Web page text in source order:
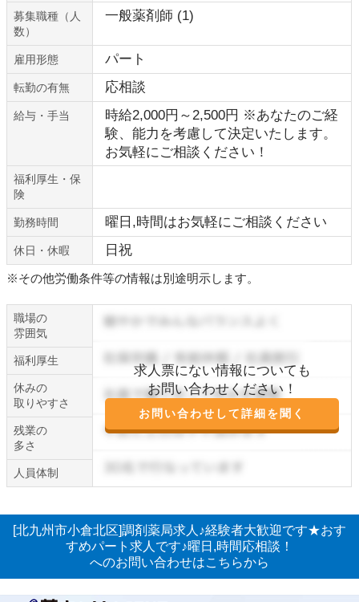
募集職種（人
数）
一般薬剤師 (1)
雇用形態 パート
転勤の有無 応相談
給与・手当
時給2,000円～2,500円 ※あなたのご経
験、能力を考慮して決定いたします。
お気軽にご相談ください！
福利厚生・保
険
勤務時間 曜日,時間はお気軽にご相談ください
休日・休暇 日祝
※その他労働条件等の情報は別途明示します。
職場の
雰囲気
求人票にない情報についても
お問い合わせください！
お問い合わせして詳細を聞く
福利厚生
休みの
取りやすさ
残業の
多さ
人員体制
[北九州市小倉北区]調剤薬局求人♪経験者大歓迎です★おす
すめパート求人です♪曜日,時間応相談！
へのお問い合わせはこちらから